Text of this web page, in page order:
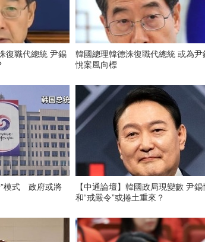
復職代總統 尹錫
韓國總理韓德洙復職代總統 或為尹
悅案風向標
”模式 政府或將
【中通論壇】韓國政局現變數 尹錫
和“戒嚴令”或捲土重來？